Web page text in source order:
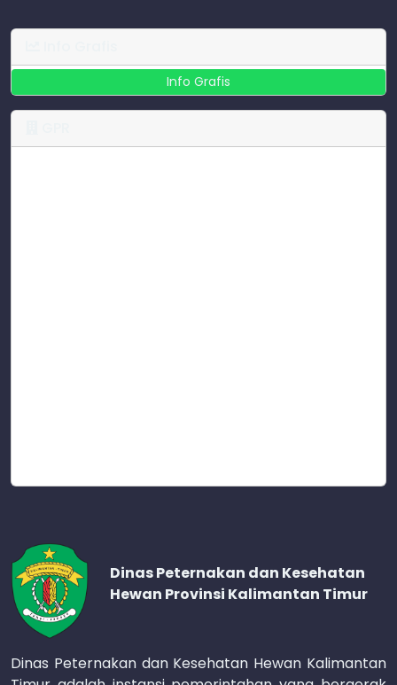
Info Grafis
Dinas Peternakan dan Kesehatan
Hewan Provinsi Kalimantan Timur
Dinas Peternakan dan Kesehatan Hewan Kalimantan